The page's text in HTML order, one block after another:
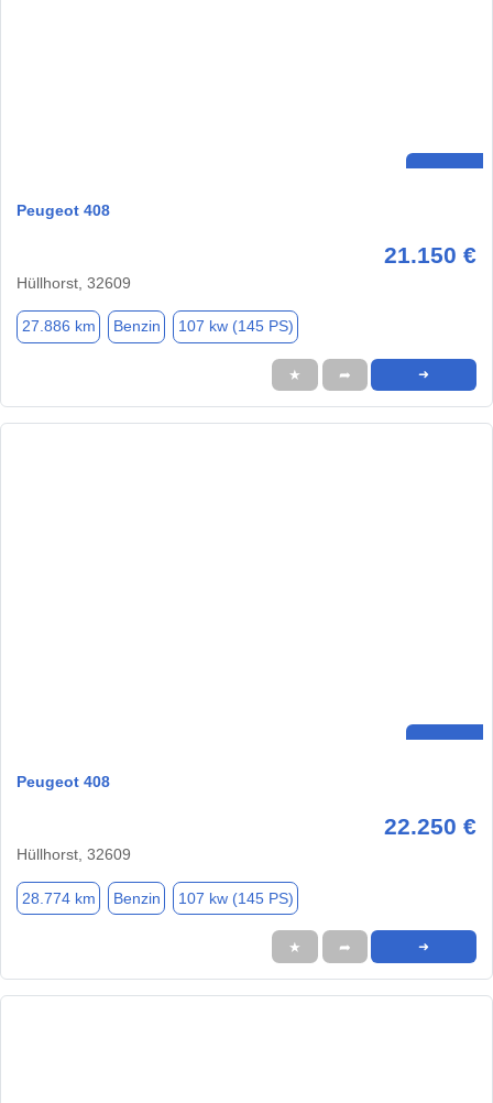
Peugeot 408
21.150 €
Hüllhorst, 32609
27.886 km Benzin 107 kw (145 PS)
★ ➦ ➜
Peugeot 408
22.250 €
Hüllhorst, 32609
28.774 km Benzin 107 kw (145 PS)
★ ➦ ➜